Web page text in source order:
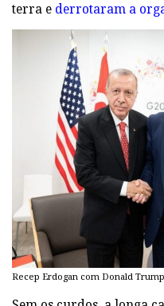
terra e derrotaram a
Recep Erdogan com Donald Trump